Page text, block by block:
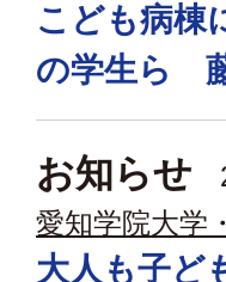
こども病
の学生ら
お知らせ
愛知学院大学
大人も子ど